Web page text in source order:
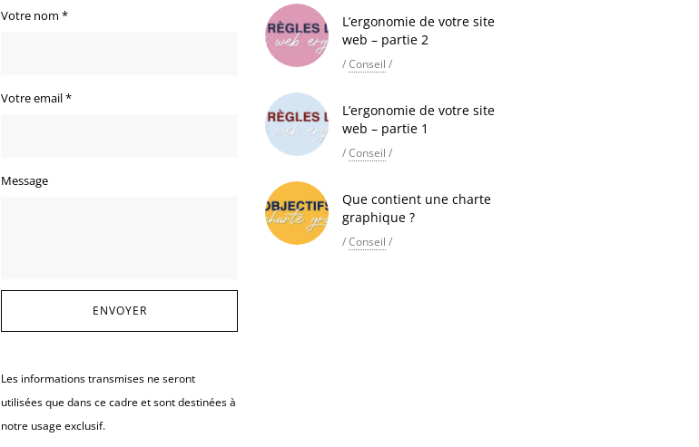
Votre nom *
Votre email*
Message
Les informations transmises ne seront
utilisées que dans ce cadre et sont destinées à
notre usage exclusif.
L’ergonomie de votre site
web – partie 2
/Conseil /
L’ergonomie de votre site
web – partie 1
/Conseil /
Que contient une charte
graphique ?
/Conseil /